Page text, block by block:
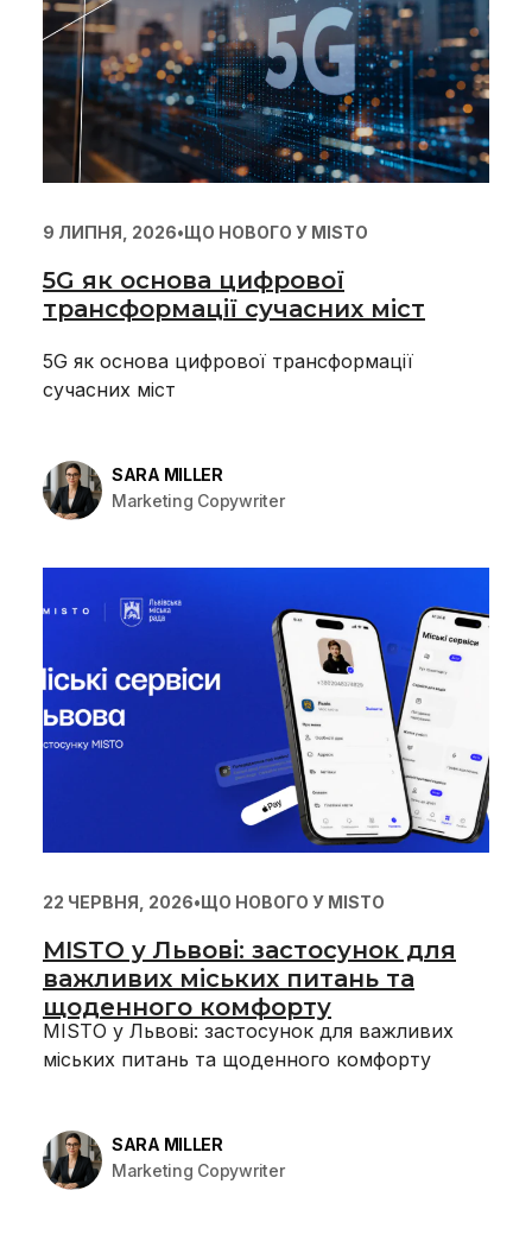
9 ЛИПНЯ, 2026•ЩО НОВОГО У MISTO
5G як основа цифрової
трансформації сучасних міст
5G як основа цифрової трансформації
сучасних міст
SARA MILLER
Marketing Copywriter
22 ЧЕРВНЯ, 2026•ЩО НОВОГО У MISTO
MISTO у Львові: застосунок для
важливих міських питань та
щоденного комфорту
MISTO у Львові: застосунок для важливих
міських питань та щоденного комфорту
SARA MILLER
Marketing Copywriter